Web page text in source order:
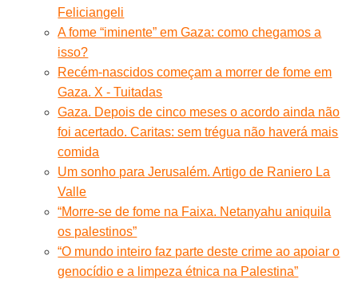
Feliciangeli
A fome “iminente” em Gaza: como chegamos a
isso?
Recém-nascidos começam a morrer de fome em
Gaza. X - Tuitadas
Gaza. Depois de cinco meses o acordo ainda não
foi acertado. Caritas: sem trégua não haverá mais
comida
Um sonho para Jerusalém. Artigo de Raniero La
Valle
“Morre-se de fome na Faixa. Netanyahu aniquila
os palestinos”
“O mundo inteiro faz parte deste crime ao apoiar o
genocídio e a limpeza étnica na Palestina”